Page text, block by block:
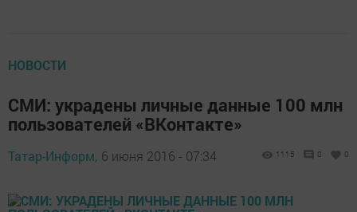
НОВОСТИ
СМИ: украдены личные данные 100 млн
пользователей «ВКонтакте»
Татар-Информ, 6 июня 2016 - 07:34 1115 0 0